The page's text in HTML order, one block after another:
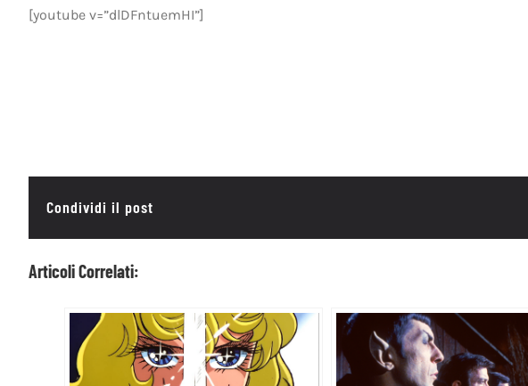
[youtube v=”dlDFntuemHI”]
Condividi il post
Articoli Correlati: